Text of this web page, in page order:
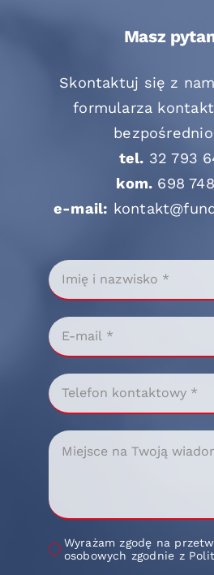
Masz
Skontaktuj się z
formularza
tel. 32 793
kom. 698
e-mail:
Wyrażam zgodę na
osobowych zgodnie z